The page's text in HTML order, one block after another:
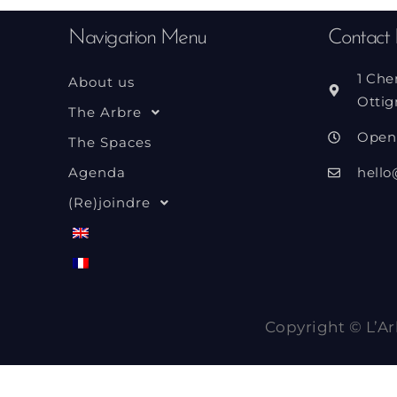
Navigation Menu
About us
The Arbre
The Spaces
Agenda
(Re)joindre
Contact
1
Copyright ©